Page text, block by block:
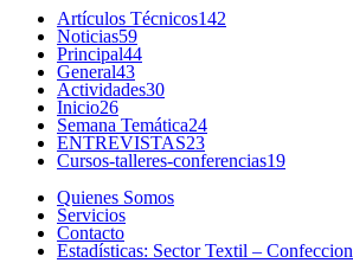
Artículos Técnicos142
Noticias59
Principal44
General43
Actividades30
Inicio26
Semana Temática24
ENTREVISTAS23
Cursos-talleres-conferencias19
Quienes Somos
Servicios
Contacto
Estadísticas: Sector Textil –